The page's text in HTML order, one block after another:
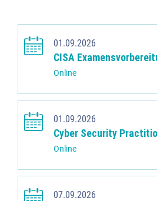
01.09.2026
CISA
Online
01.09.2026
Cyber Security
Online
07.09.2026